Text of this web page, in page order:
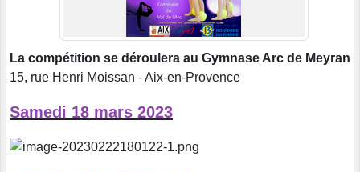
La compétition se déroulera au Gymnase Arc de Meyran
15, rue Henri Moissan - Aix-en-Provence
Samedi 18 mars 2023